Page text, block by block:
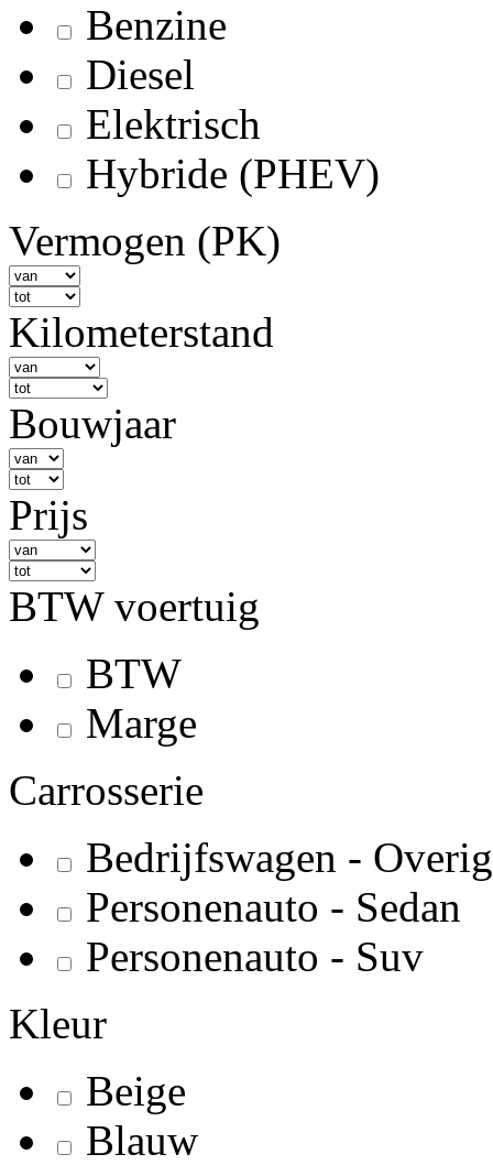
Benzine
Diesel
Elektrisch
Hybride (PHEV)
Vermogen (PK)
Kilometerstand
Bouwjaar
Prijs
BTW voertuig
BTW
Marge
Carrosserie
Bedrijfswagen - Overig
Personenauto - Sedan
Personenauto - Suv
Kleur
Beige
Blauw